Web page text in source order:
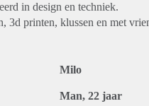
in design en techniek.
printen, klussen en met
Milo
Man, 22 jaar